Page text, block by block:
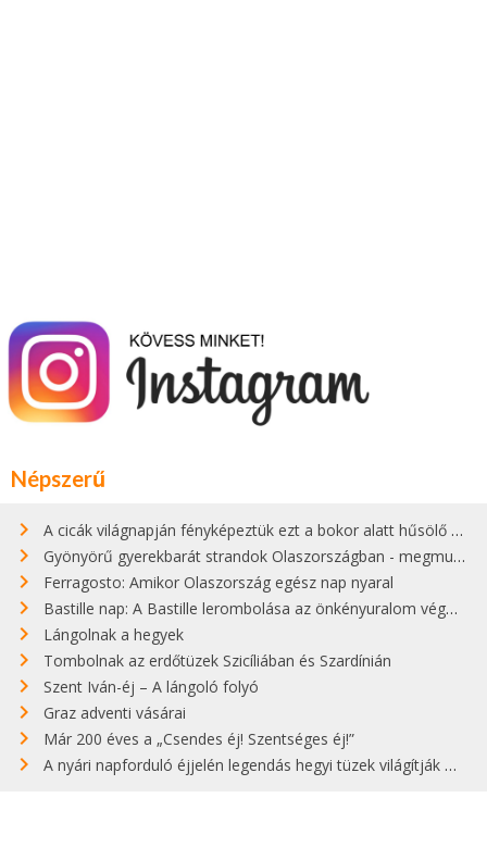
Népszerű
A cicák világnapján fényképeztük ezt a bokor alatt hűsölő cicát Kisorosziban
Gyönyörű gyerekbarát strandok Olaszországban - megmutatjuk a 15 legjobbat
Ferragosto: Amikor Olaszország egész nap nyaral
Bastille nap: A Bastille lerombolása az önkényuralom végét jelentette
Lángolnak a hegyek
Tombolnak az erdőtüzek Szicíliában és Szardínián
Szent Iván-éj – A lángoló folyó
Graz adventi vásárai
Már 200 éves a „Csendes éj! Szentséges éj!”
A nyári napforduló éjjelén legendás hegyi tüzek világítják meg Zugspitzét